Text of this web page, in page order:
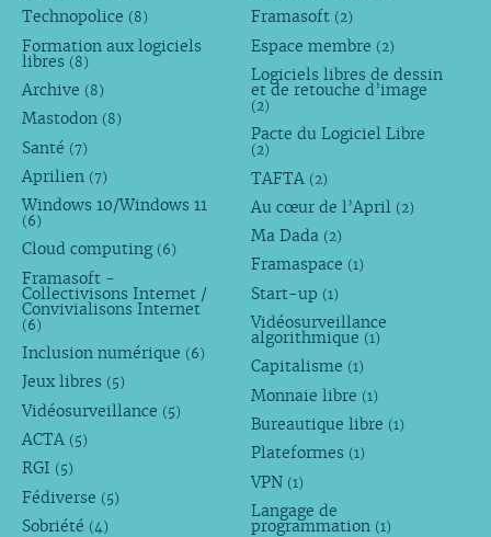
Technopolice (8)
Formation aux logiciels
libres (8)
Archive (8)
Mastodon (8)
Santé (7)
Aprilien (7)
Windows 10/Windows 11
(6)
Cloud computing (6)
Framasoft -
Collectivisons Internet /
Convivialisons Internet
(6)
Inclusion numérique (6)
Jeux libres (5)
Vidéosurveillance (5)
ACTA (5)
RGI (5)
Fédiverse (5)
Sobriété (4)
Framasoft (2)
Espace membre (2)
Logiciels libres de dessin
et de retouche d’image
(2)
Pacte du Logiciel Libre
(2)
TAFTA (2)
Au cœur de l’April (2)
Ma Dada (2)
Framaspace (1)
Start-up (1)
Vidéosurveillance
algorithmique (1)
Capitalisme (1)
Monnaie libre (1)
Bureautique libre (1)
Plateformes (1)
VPN (1)
Langage de
programmation (1)